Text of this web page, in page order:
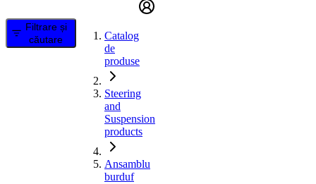
Filtrare și
căutare
Catalog
de
produse
Steering
and
Suspension
products
Ansamblu
burduf